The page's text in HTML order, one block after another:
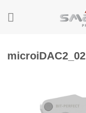
microiDAC2_02